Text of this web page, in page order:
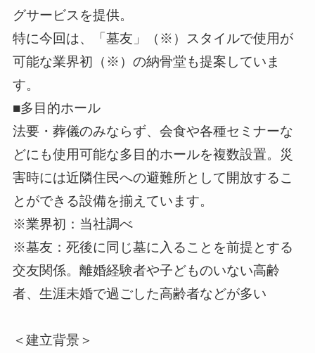
グサービスを提供。
特に今回は、「墓友」（※）スタイルで使用が
可能な業界初（※）の納骨堂も提案していま
す。
■多目的ホール
法要・葬儀のみならず、会食や各種セミナーな
どにも使用可能な多目的ホールを複数設置。災
害時には近隣住民への避難所として開放するこ
とができる設備を揃えています。
※業界初：当社調べ
※墓友：死後に同じ墓に入ることを前提とする
交友関係。離婚経験者や子どものいない高齢
者、生涯未婚で過ごした高齢者などが多い
＜建立背景＞